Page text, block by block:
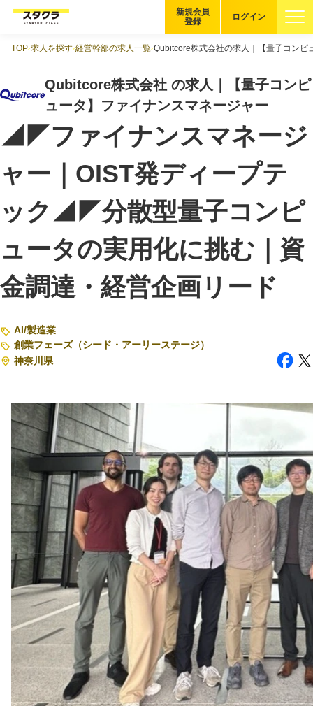
企業を探す
適性診断 無料・5分
スタクラが選ばれる理由
スタートアップ厳選の仕組み
紹介する企業について
登録者の転職・副業実績
注目スタートアップ
CEOインタビュー
転職
大学発スタートアップ
導入事例
お問い合わせ
法人向け資料ダウンロード
/採用検討企業様へ
利用規約 プライバシーポリシー採用情報会社概要採用検討企業様へ
パートナーの方へ
ログイン
新規会員
登録
TOP 求人を探す 経営幹部の求人一覧 Qubitcore株式会社の求人｜【量子コンピ
Qubitcore株式会社 の求人｜【量子コンピ
ュータ】ファイナンスマネージャー
◢◤ファイナンスマネージ
ャー｜OIST発ディープテ
ック◢◤分散型量子コンピ
ュータの実用化に挑む｜資
金調達・経営企画リード
AI/製造業
創業フェーズ（シード・アーリーステージ）
神奈川県